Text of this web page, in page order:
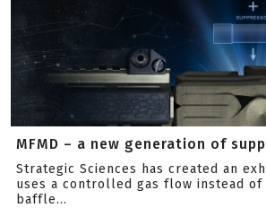
MFMD – a new generation of
Strategic Sciences has created an
uses a controlled gas flow instead
baffle...